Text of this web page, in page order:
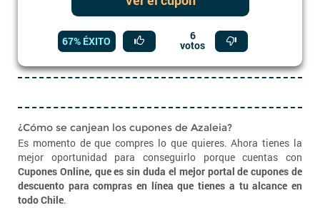
67% ÉXITO 6
votos
¿Cómo se canjean los cupones de Azaleia?
Es momento de que compres lo que quieres. Ahora tienes la
mejor oportunidad para conseguirlo porque cuentas con
Cupones Online, que es sin duda el mejor portal de cupones de
descuento para compras en línea que tienes a tu alcance en
todo Chile.